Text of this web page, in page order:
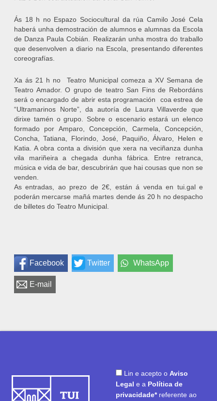
Ás 18 h no Espazo Sociocultural da rúa Camilo José Cela
haberá unha demostración de alumnos e alumnas da Escola
de Danza Paula Cobián. Realizarán unha mostra do traballo
que desenvolven a diario na Escola, presentando diferentes
coreografías.
Xa ás 21 h no Teatro Municipal comeza a XV Semana de
Teatro Amador. O grupo de teatro San Fins de Rebordáns
será o encargado de abrir esta programación coa estrea de
“Ultramarinos Norte”, da autoría de Laura Villaverde que
dirixe tamén o grupo. Sobre o escenario estará un elenco
formado por Amparo, Concepción, Carmela, Concepción,
Concha, Tatiana, Florindo, José, Paquiño, Álvaro, Helen e
Katia. A obra conta a división que xera na veciñanza dunha
vila mariñeira a chegada dunha fábrica. Entre retranca,
música e vida de bar, descubrirán que hai cousas que non se
venden.
As entradas, ao prezo de 2€, están á venda en tui.gal e
poderán mercarse mañá martes dende ás 20 h no despacho
de billetes do Teatro Municipal.
Facebook Twitter WhatsApp
E-mail
Lin e acepto o Aviso
Legal e a Política de
privacidade* referente ao